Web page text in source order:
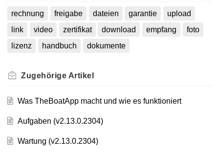
rechnung freigabe dateien garantie
upload
link
video zertifikat download empfang
foto
lizenz
handbuch dokumente
Zugehörige Artikel
Was TheBoatApp macht und wie es funktioniert
Aufgaben (v2.13.0.2304)
Wartung (v2.13.0.2304)